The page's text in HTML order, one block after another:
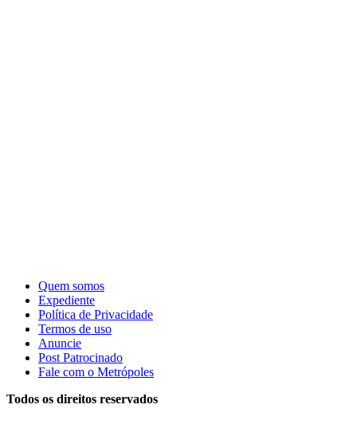
Quem somos
Expediente
Política de Privacidade
Termos de uso
Anuncie
Post Patrocinado
Fale com o Metrópoles
Todos os direitos reservados